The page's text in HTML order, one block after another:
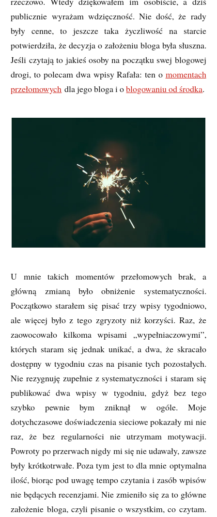
publicznie wyrażam wdzięczność. Nie dość, że rady
były cenne, to jeszcze taka życzliwość na starcie
potwierdziła, że decyzja o założeniu bloga była słuszna.
Jeśli czytają to jakieś osoby na początku swej blogowej
drogi, to polecam dwa wpisy Rafała: ten o momentach
przełomowych dla jego bloga i oblogowaniu od środka.
U mnie takich momentów przełomowych brak, a
główną zmianą było obniżenie systematyczności.
Początkowo starałem się pisać trzy wpisy tygodniowo,
ale więcej było z tego zgryzoty niż korzyści. Raz, że
zaowocowało kilkoma wpisami „wypełniaczowymi”,
których staram się jednak unikać, a dwa, że skracało
dostępny w tygodniu czas na pisanie tych pozostałych.
Nie rezygnuję zupełnie z systematyczności i staram się
publikować dwa wpisy w tygodniu, gdyż bez tego
szybko pewnie bym zniknął w ogóle. Moje
dotychczasowe doświadczenia sieciowe pokazały mi nie
raz, że bez regularności nie utrzymam motywacji.
Powroty po przerwach nigdy mi się nie udawały, zawsze
były krótkotrwałe. Poza tym jest to dla mnie optymalna
ilość, biorąc pod uwagę tempo czytania i zasób wpisów
nie będących recenzjami. Nie zmieniło się za to główne
założenie bloga, czyli pisanie o wszystkim, co czytam.